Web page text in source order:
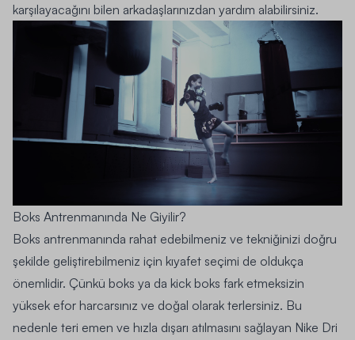
karşılayacağını bilen arkadaşlarınızdan yardım alabilirsiniz.
Boks Antrenmanında Ne Giyilir?
Boks antrenmanında rahat edebilmeniz ve tekniğinizi doğru
şekilde geliştirebilmeniz için kıyafet seçimi de oldukça
önemlidir. Çünkü boks ya da kick boks fark etmeksizin
yüksek efor harcarsınız ve doğal olarak terlersiniz. Bu
nedenle teri emen ve hızla dışarı atılmasını sağlayan Nike Dri